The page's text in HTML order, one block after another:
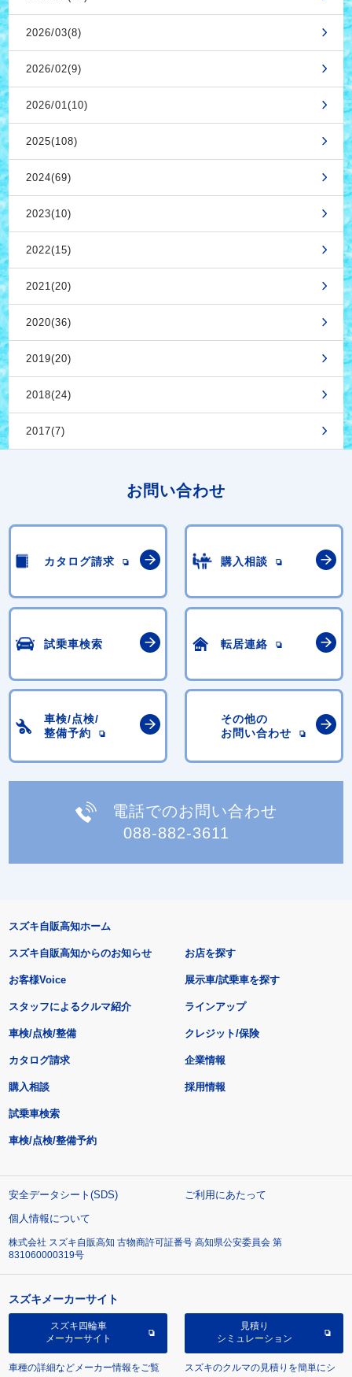
2026/03(8)
2026/02(9)
2026/01(10)
2025(108)
2024(69)
2023(10)
2022(15)
2021(20)
2020(36)
2019(20)
2018(24)
2017(7)
お問い合わせ
カタログ請求 購入相談
試乗車検索 転居連絡
車検/点検/
整備予約
その他の
お問い合わせ
電話でのお問い合わせ
088-882-3611
スズキ自販高知ホーム
スズキ自販高知からのお知らせ
お客様Voice
スタッフによるクルマ紹介
お店を探す
展示車/試乗車を探す
ラインアップ
車検/点検/整備 クレジット/保険
カタログ請求
購入相談
試乗車検索
車検/点検/整備予約
企業情報
採用情報
安全データシート(SDS)
ご利用にあたって
個人情報について
株式会社 スズキ自販高知 古物商許可証番号 高知県公安委員会 第
831060000319号
スズキメーカーサイト
スズキ四輪車
メーカーサイト
車種の詳細などメーカー情報をご覧
見積り
シミュレーション
スズキのクルマの見積りを簡単にシ